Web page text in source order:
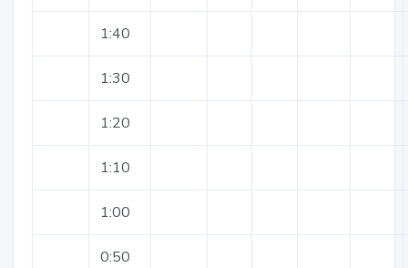
1:40
1:30
1:20
1:10
1:00
0:50